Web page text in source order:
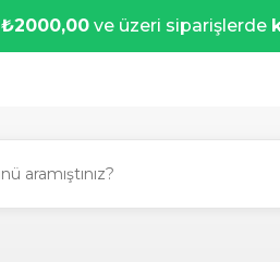
₺2000,00 ve üzeri siparişlerde